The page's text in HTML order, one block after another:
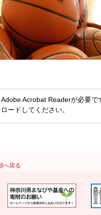
Acrobat Readerが必要
ードしてください。
へ戻る